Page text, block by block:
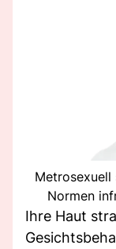
Metrosexuell
Normen
Ihre Haut